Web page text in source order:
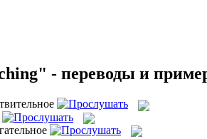
- переводы и